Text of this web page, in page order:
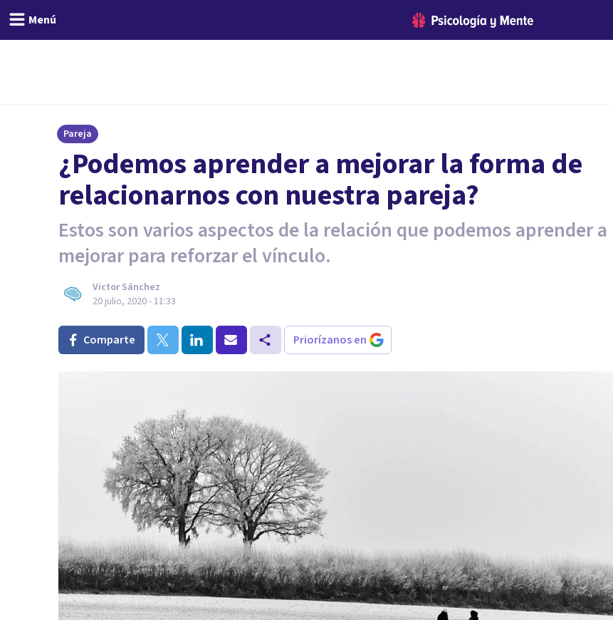
Menú
Pareja
¿Podemos aprender a mejorar la forma de
relacionarnos con nuestra pareja?
Estos son varios aspectos de la relación que podemos aprender a
mejorar para reforzar el vínculo.
Victor Sánchez
20 julio, 2020 - 11:33
Comparte Priorízanos en